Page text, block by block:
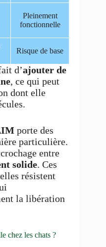
Pleinement
fonctionnelle
Risque de base
d’ajouter de
, ce qui peut
dont elle
porte des
particulière.
entre
solide. Ces
résistent
la libération
chez les chats ?